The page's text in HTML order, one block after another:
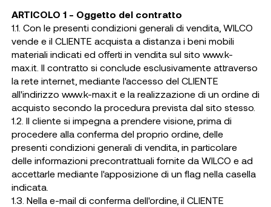
ARTICOLO 1 - Oggetto del contratto
1.1. Con le presenti condizioni generali di vendita, WILCO
vende e il CLIENTE acquista a distanza i beni mobili
materiali indicati ed offerti in vendita sul sito www.k-
max.it. Il contratto si conclude esclusivamente attraverso
la rete internet, mediante l'accesso del CLIENTE
all'indirizzo www.k-max.it e la realizzazione di un ordine di
acquisto secondo la procedura prevista dal sito stesso.
1.2. Il cliente si impegna a prendere visione, prima di
procedere alla conferma del proprio ordine, delle
presenti condizioni generali di vendita, in particolare
delle informazioni precontrattuali fornite da WILCO e ad
accettarle mediante l'apposizione di un flag nella casella
indicata.
1.3. Nella e-mail di conferma dell'ordine, il CLIENTE